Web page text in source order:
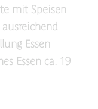
mit Speisen
Essen
Essen ca. 19